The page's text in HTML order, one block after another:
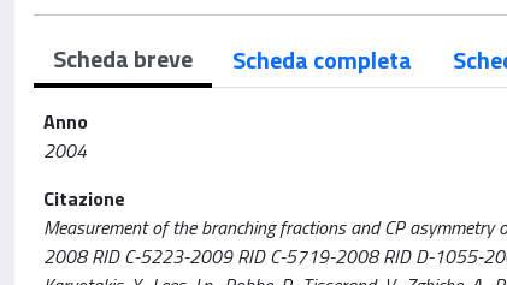
Scheda breve Scheda completa
Anno
2004
Citazione
Measurement of the branching fractions and CP
2008 RID C-5223-2009 RID C-5719-2008 RID D-1055-